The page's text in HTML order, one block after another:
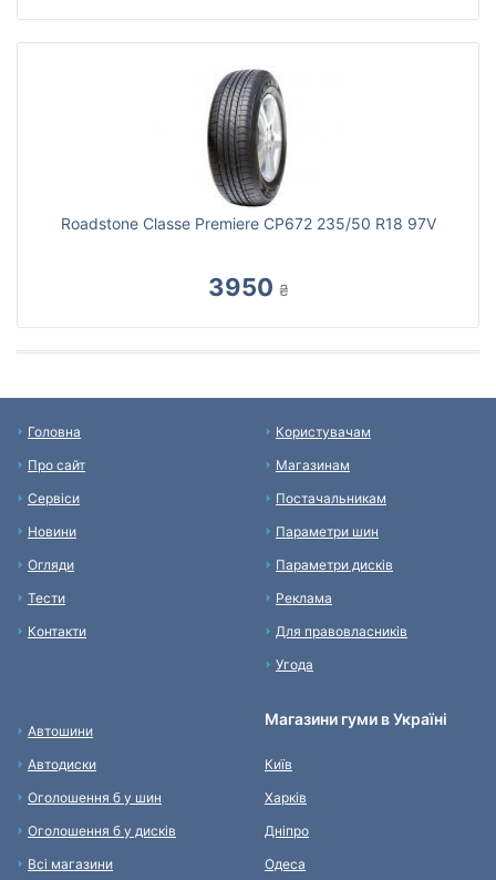
Roadstone Classe Premiere CP672 235/50 R18 97V
3950 ₴
Головна
Про сайт
Сервіси
Новини
Огляди
Тести
Контакти
Користувачам
Магазинам
Постачальникам
Параметри шин
Параметри дисків
Реклама
Для правовласників
Угода
Автошини
Автодиски
Оголошення б у шин
Оголошення б у дисків
Всі магазини
Магазини гуми в Україні
Київ
Харків
Дніпро
Одеса